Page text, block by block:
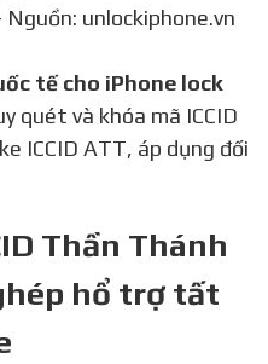
unlockiphone.vn
tế cho iPhone lock
quét và khóa mã ICCID
ICCID ATT, áp dụng đối
Thần Thánh
hổ trợ tất